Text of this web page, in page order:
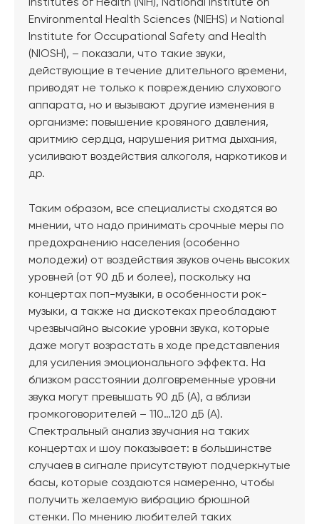
Institutes of Health (NIH), National Institute on
Environmental Health Sciences (NIEHS) и National
Institute for Occupational Safety and Health
(NIOSH), – показали, что такие звуки,
действующие в течение длительного времени,
приводят не только к повреждению слухового
аппарата, но и вызывают другие изменения в
организме: повышение кровяного давления,
аритмию сердца, нарушения ритма дыхания,
усиливают воздействия алкоголя, наркотиков и
др.
Таким образом, все специалисты сходятся во
мнении, что надо принимать срочные меры по
предохранению населения (особенно
молодежи) от воздействия звуков очень высоких
уровней (от 90 дБ и более), поскольку на
концертах поп-музыки, в особенности рок-
музыки, а также на дискотеках преобладают
чрезвычайно высокие уровни звука, которые
даже могут возрастать в ходе представления
для усиления эмоционального эффекта. На
близком расстоянии долговременные уровни
звука могут превышать 90 дБ (А), а вблизи
громкоговорителей – 110…120 дБ (А).
Спектральный анализ звучания на таких
концертах и шоу показывает: в большинстве
случаев в сигнале присутствуют подчеркнутые
басы, которые создаются намеренно, чтобы
получить желаемую вибрацию брюшной
стенки. По мнению любителей таких